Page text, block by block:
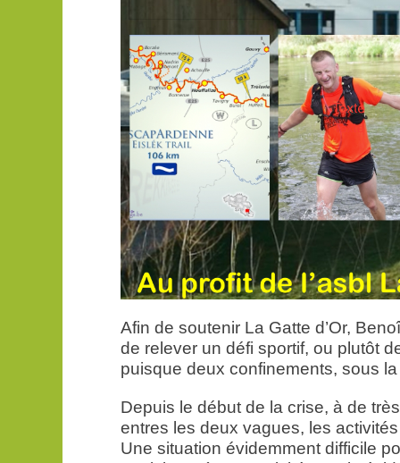
Afin de soutenir La Gatte d’Or,
de relever un défi sportif, ou plutôt
puisque deux confinements, sous
Depuis le début de la crise, à de
entres les deux vagues, les activités
Une situation évidemment difficile